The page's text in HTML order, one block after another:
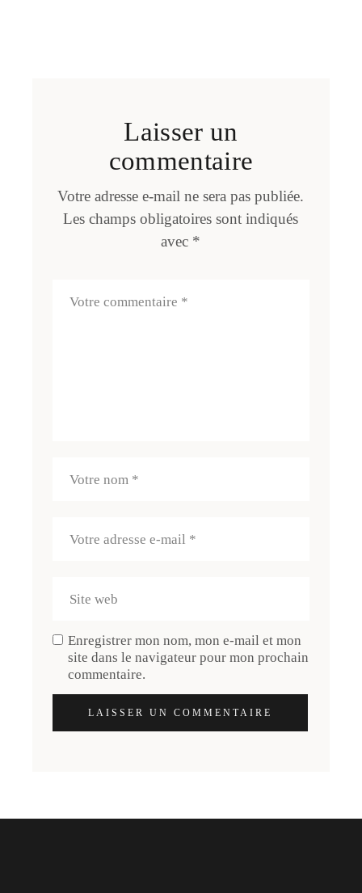
Laisser un
commentaire
Votre adresse e-mail ne sera pas publiée.
Les champs obligatoires sont indiqués
avec *
Enregistrer mon nom, mon e-mail et mon
site dans le navigateur pour mon prochain
commentaire.
LAISSER UN COMMENTAIRE